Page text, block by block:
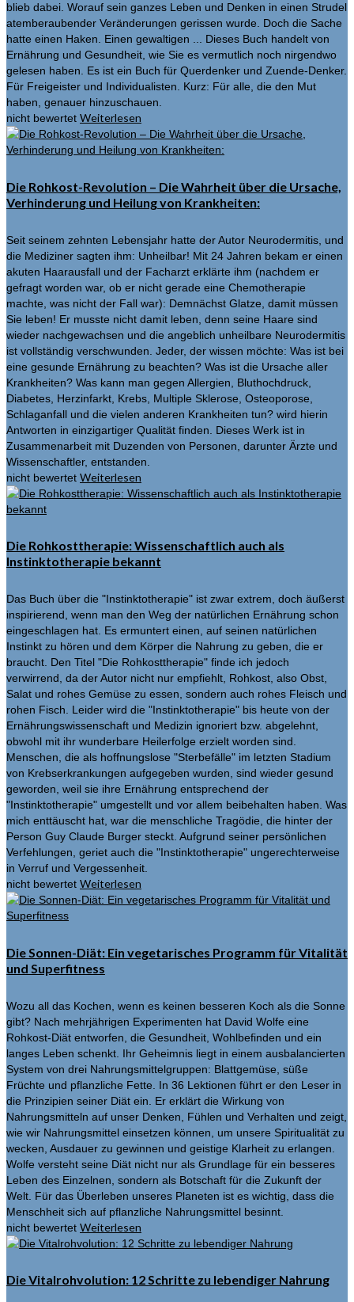
blieb dabei. Worauf sein ganzes Leben und Denken in einen Strudel
atemberaubender Veränderungen gerissen wurde. Doch die Sache
hatte einen Haken. Einen gewaltigen ... Dieses Buch handelt von
Ernährung und Gesundheit, wie Sie es vermutlich noch nirgendwo
gelesen haben. Es ist ein Buch für Querdenker und Zuende-Denker.
Für Freigeister und Individualisten. Kurz: Für alle, die den Mut
haben, genauer hinzuschauen.
nicht bewertet Weiterlesen
Die Rohkost-Revolution – Die Wahrheit über die Ursache,
Verhinderung und Heilung von Krankheiten:
Seit seinem zehnten Lebensjahr hatte der Autor Neurodermitis, und
die Mediziner sagten ihm: Unheilbar! Mit 24 Jahren bekam er einen
akuten Haarausfall und der Facharzt erklärte ihm (nachdem er
gefragt worden war, ob er nicht gerade eine Chemotherapie
machte, was nicht der Fall war): Demnächst Glatze, damit müssen
Sie leben! Er musste nicht damit leben, denn seine Haare sind
wieder nachgewachsen und die angeblich unheilbare Neurodermitis
ist vollständig verschwunden. Jeder, der wissen möchte: Was ist bei
eine gesunde Ernährung zu beachten? Was ist die Ursache aller
Krankheiten? Was kann man gegen Allergien, Bluthochdruck,
Diabetes, Herzinfarkt, Krebs, Multiple Sklerose, Osteoporose,
Schlaganfall und die vielen anderen Krankheiten tun? wird hierin
Antworten in einzigartiger Qualität finden. Dieses Werk ist in
Zusammenarbeit mit Duzenden von Personen, darunter Ärzte und
Wissenschaftler, entstanden.
nicht bewertet Weiterlesen
Die Rohkosttherapie: Wissenschaftlich auch als
Instinktotherapie bekannt
Das Buch über die "Instinktotherapie" ist zwar extrem, doch äußerst
inspirierend, wenn man den Weg der natürlichen Ernährung schon
eingeschlagen hat. Es ermuntert einen, auf seinen natürlichen
Instinkt zu hören und dem Körper die Nahrung zu geben, die er
braucht. Den Titel "Die Rohkosttherapie" finde ich jedoch
verwirrend, da der Autor nicht nur empfiehlt, Rohkost, also Obst,
Salat und rohes Gemüse zu essen, sondern auch rohes Fleisch und
rohen Fisch. Leider wird die "Instinktotherapie" bis heute von der
Ernährungswissenschaft und Medizin ignoriert bzw. abgelehnt,
obwohl mit ihr wunderbare Heilerfolge erzielt worden sind.
Menschen, die als hoffnungslose "Sterbefälle" im letzten Stadium
von Krebserkrankungen aufgegeben wurden, sind wieder gesund
geworden, weil sie ihre Ernährung entsprechend der
"Instinktotherapie" umgestellt und vor allem beibehalten haben. Was
mich enttäuscht hat, war die menschliche Tragödie, die hinter der
Person Guy Claude Burger steckt. Aufgrund seiner persönlichen
Verfehlungen, geriet auch die "Instinktotherapie" ungerechterweise
in Verruf und Vergessenheit.
nicht bewertet Weiterlesen
Die Sonnen-Diät: Ein vegetarisches Programm für Vitalität
und Superfitness
Wozu all das Kochen, wenn es keinen besseren Koch als die Sonne
gibt? Nach mehrjährigen Experimenten hat David Wolfe eine
Rohkost-Diät entworfen, die Gesundheit, Wohlbefinden und ein
langes Leben schenkt. Ihr Geheimnis liegt in einem ausbalancierten
System von drei Nahrungsmittelgruppen: Blattgemüse, süße
Früchte und pflanzliche Fette. In 36 Lektionen führt er den Leser in
die Prinzipien seiner Diät ein. Er erklärt die Wirkung von
Nahrungsmitteln auf unser Denken, Fühlen und Verhalten und zeigt,
wie wir Nahrungsmittel einsetzen können, um unsere Spiritualität zu
wecken, Ausdauer zu gewinnen und geistige Klarheit zu erlangen.
Wolfe versteht seine Diät nicht nur als Grundlage für ein besseres
Leben des Einzelnen, sondern als Botschaft für die Zukunft der
Welt. Für das Überleben unseres Planeten ist es wichtig, dass die
Menschheit sich auf pflanzliche Nahrungsmittel besinnt.
nicht bewertet Weiterlesen
Die Vitalrohvolution: 12 Schritte zu lebendiger Nahrung